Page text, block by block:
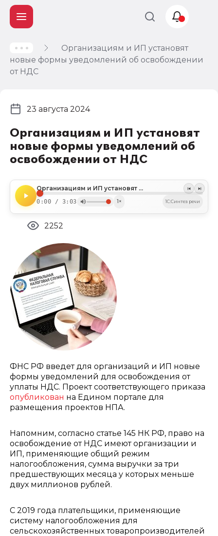
Организациям и ИП установят
новые формы уведомлений об освобождении
от НДС
Организациям и ИП установят
новые формы уведомлений об
освобождении от НДС
Организациям и ИП установят новые формы уведомлений об освобождении от НДС
0:00 / 3:03 1× 1C:Синтез речи
23 августа 2024
2252
ФНС РФ введет для организаций и ИП новые
формы уведомлений для освобождения от
уплаты НДС. Проект соответствующего приказа
опубликован на Едином портале для
размещения проектов НПА.
Напомним, согласно статье 145 НК РФ, право на
освобождение от НДС имеют организации и
ИП, применяющие общий режим
налогообложения, сумма выручки за три
предшествующих месяца у которых меньше
двух миллионов рублей.
С 2019 года плательщики, применяющие
систему налогообложения для
сельскохозяйственных товаропроизводителей
Учет и
налогообложение